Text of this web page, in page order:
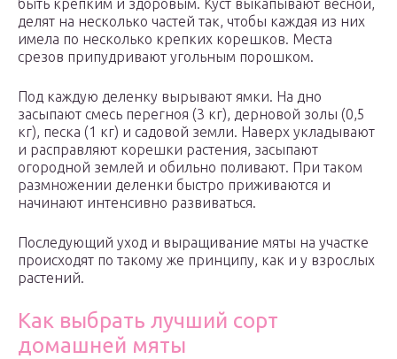
быть крепким и здоровым. Куст выкапывают весной,
делят на несколько частей так, чтобы каждая из них
имела по несколько крепких корешков. Места
срезов припудривают угольным порошком.
Под каждую деленку вырывают ямки. На дно
засыпают смесь перегноя (3 кг), дерновой золы (0,5
кг), песка (1 кг) и садовой земли. Наверх укладывают
и расправляют корешки растения, засыпают
огородной землей и обильно поливают. При таком
размножении деленки быстро приживаются и
начинают интенсивно развиваться.
Последующий уход и выращивание мяты на участке
происходят по такому же принципу, как и у взрослых
растений.
Как выбрать лучший сорт
домашней мяты